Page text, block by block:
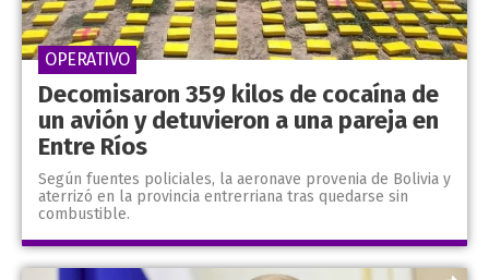
Decomisaron 359 kilos de cocaína de
un avión y detuvieron a una pareja en
Entre Ríos
Según fuentes policiales, la aeronave provenia de Bolivia y
aterrizó en la provincia entrerriana tras quedarse sin
combustible.
OPERATIVO